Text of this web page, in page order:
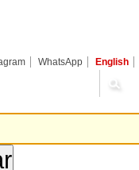
WhatsApp English